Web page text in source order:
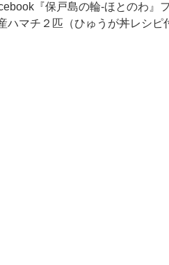
『保戸島の輪‐ほとのわ』
ハマチ２匹（ひゅうが丼レシ